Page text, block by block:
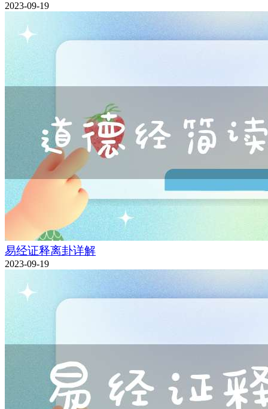
2023-09-19
易经证释离卦详解
2023-09-19